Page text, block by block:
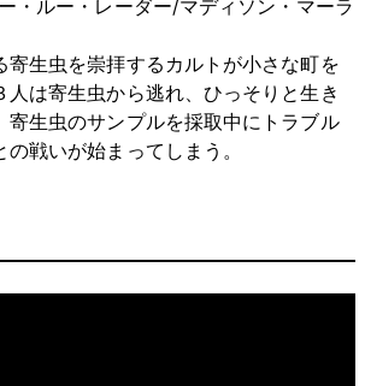
・ルー・レーダー/マディソン・マーラ
寄生虫を崇拝するカルトが小さな町を
人は寄生虫から逃れ、ひっそりと生き
寄生虫のサンプルを採取中にトラブル
戦いが始まってしまう。